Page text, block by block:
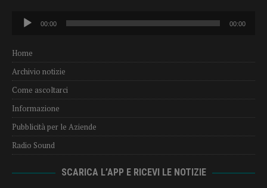
Audio
Player
00:00 00:00
Home
Archivio notizie
Come ascoltarci
Informazione
Pubblicità per le Aziende
Radio Sound
SCARICA L’APP E RICEVI LE NOTIZIE